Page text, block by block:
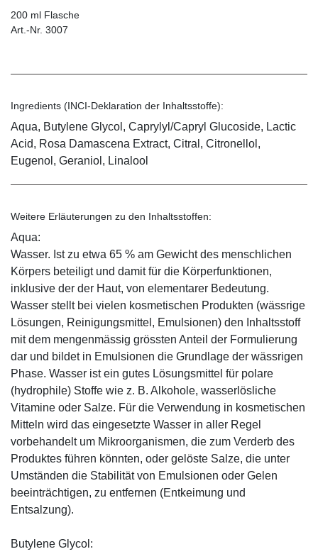
200 ml Flasche
Art.-Nr. 3007
Ingredients (INCI-Deklaration der Inhaltsstoffe):
Aqua, Butylene Glycol, Caprylyl/Capryl Glucoside, Lactic
Acid, Rosa Damascena Extract, Citral, Citronellol,
Eugenol, Geraniol, Linalool
Weitere Erläuterungen zu den Inhaltsstoffen:
Aqua:
Wasser. Ist zu etwa 65 % am Gewicht des menschlichen
Körpers beteiligt und damit für die Körperfunktionen,
inklusive der der Haut, von elementarer Bedeutung.
Wasser stellt bei vielen kosmetischen Produkten (wässrige
Lösungen, Reinigungsmittel, Emulsionen) den Inhaltsstoff
mit dem mengenmässig grössten Anteil der Formulierung
dar und bildet in Emulsionen die Grundlage der wässrigen
Phase. Wasser ist ein gutes Lösungsmittel für polare
(hydrophile) Stoffe wie z. B. Alkohole, wasserlösliche
Vitamine oder Salze. Für die Verwendung in kosmetischen
Mitteln wird das eingesetzte Wasser in aller Regel
vorbehandelt um Mikroorganismen, die zum Verderb des
Produktes führen könnten, oder gelöste Salze, die unter
Umständen die Stabilität von Emulsionen oder Gelen
beeinträchtigen, zu entfernen (Entkeimung und
Entsalzung).
Butylene Glycol: